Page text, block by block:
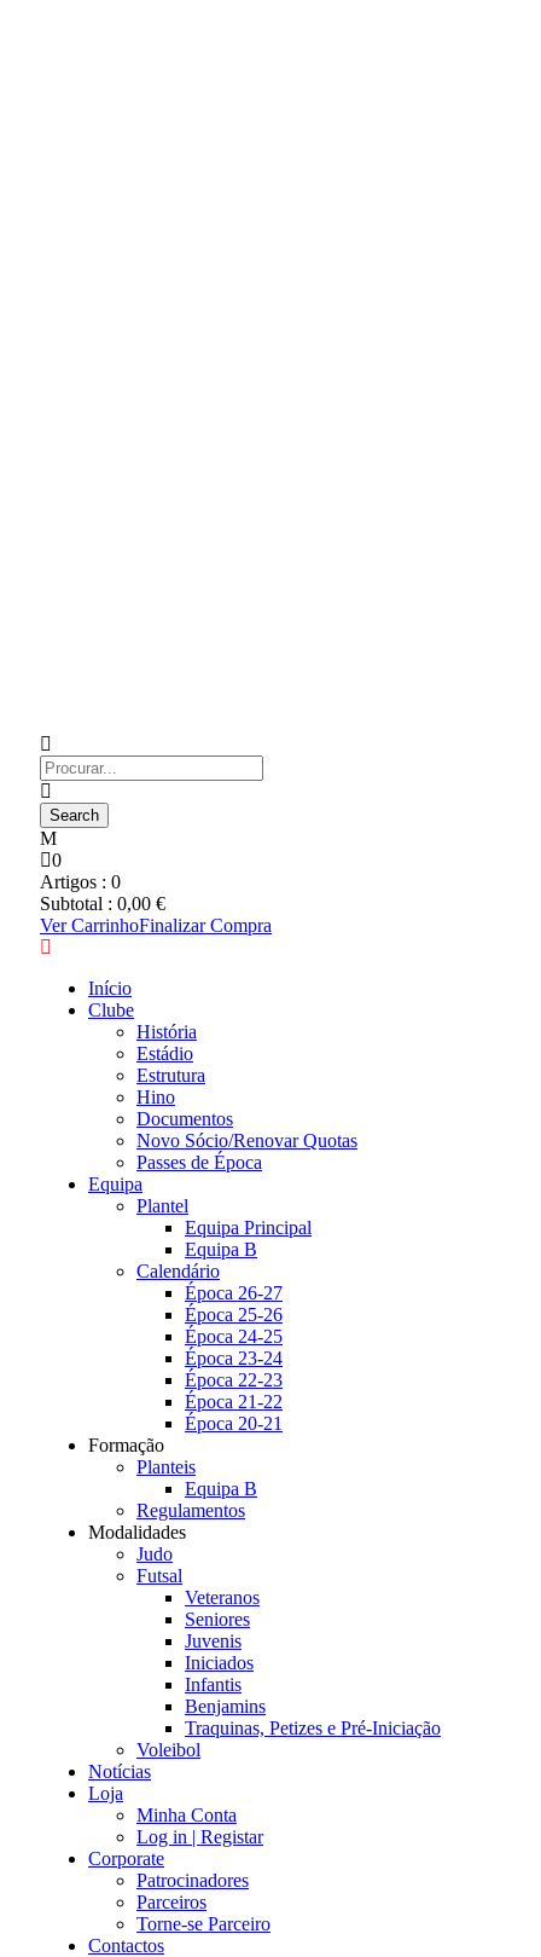
0
Artigos : 0
Subtotal : 0,00 €
Ver CarrinhoFinalizar Compra
Início
Clube
História
Estádio
Estrutura
Hino
Documentos
Novo Sócio/Renovar Quotas
Passes de Época
Equipa
Plantel
Equipa Principal
Equipa B
Calendário
Época 26-27
Época 25-26
Época 24-25
Época 23-24
Época 22-23
Época 21-22
Época 20-21
Formação
Planteis
Equipa B
Regulamentos
Modalidades
Judo
Futsal
Veteranos
Seniores
Juvenis
Iniciados
Infantis
Benjamins
Traquinas, Petizes e Pré-Iniciação
Voleibol
Notícias
Loja
Minha Conta
Log in | Registar
Corporate
Patrocinadores
Parceiros
Torne-se Parceiro
Contactos